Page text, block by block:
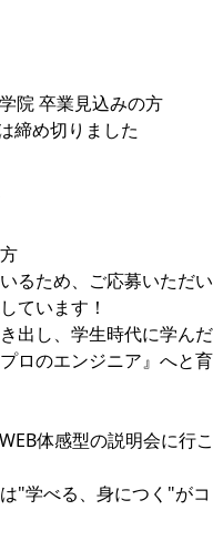
院 卒業見込みの方
締め切りました
るため、ご応募いただ
ています！
出し、学生時代に学ん
ロのエンジニア』へと
体感型の説明会に行こ
"学べる、身につく"が